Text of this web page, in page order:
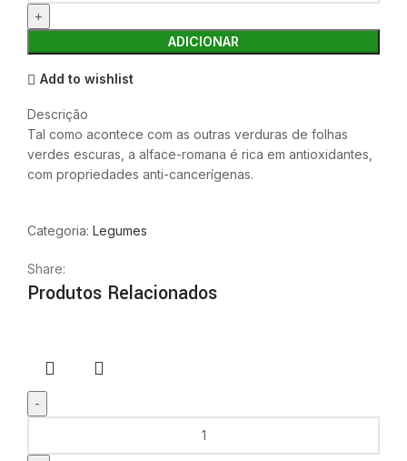
ADICIONAR
Add to wishlist
Descrição
Tal como acontece com as outras verduras de folhas
verdes escuras, a alface-romana é rica em antioxidantes,
com propriedades anti-cancerígenas.
Categoria: Legumes
Share:
Produtos Relacionados